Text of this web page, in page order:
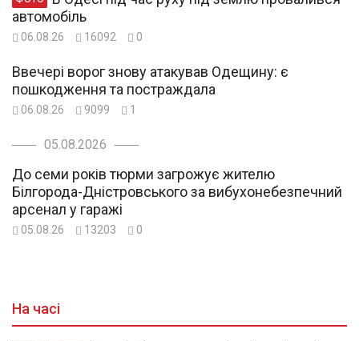
автомобіль
06.08.26 16092 0
Ввечері ворог знову атакував Одещину: є
пошкодження та постраждала
06.08.26 9099 1
05.08.2026
До семи років тюрми загрожує жителю
Білгорода-Дністровського за вибухонебезпечний
арсенал у гаражі
05.08.26 13203 0
На часі